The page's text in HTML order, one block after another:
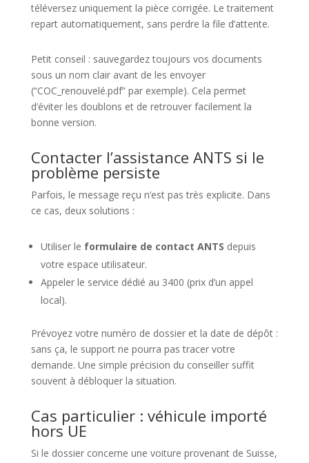
téléversez uniquement la pièce corrigée. Le traitement
repart automatiquement, sans perdre la file d’attente.
Petit conseil : sauvegardez toujours vos documents
sous un nom clair avant de les envoyer
(“COC_renouvelé.pdf” par exemple). Cela permet
d’éviter les doublons et de retrouver facilement la
bonne version.
Contacter l’assistance ANTS si le
problème persiste
Parfois, le message reçu n’est pas très explicite. Dans
ce cas, deux solutions :
Utiliser le formulaire de contact ANTS depuis
votre espace utilisateur.
Appeler le service dédié au 3400 (prix d’un appel
local).
Prévoyez votre numéro de dossier et la date de dépôt :
sans ça, le support ne pourra pas tracer votre
demande. Une simple précision du conseiller suffit
souvent à débloquer la situation.
Cas particulier : véhicule importé
hors UE
Si le dossier concerne une voiture provenant de Suisse,